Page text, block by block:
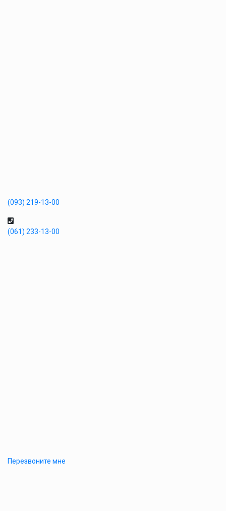
(093) 219-13-00
(061) 233-13-00
Перезвоните мне